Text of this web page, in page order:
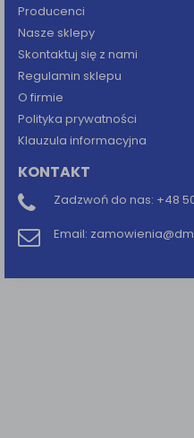
Producenci
Nasze sklepy
Skontaktuj się z nami
Regulamin sklepu
O firmie
Polityka prywatności
Klauzula informacyjna
KONTAKT
Zadzwoń do nas: +48
Email: